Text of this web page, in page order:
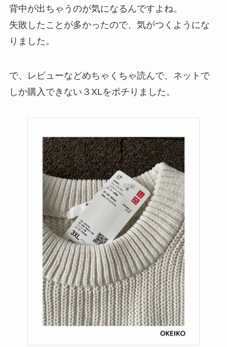
背中が出ちゃうのが気になるんですよね。
失敗したことが多かったので、気がつくようにな
りました。
で、レビューなどめちゃくちゃ読んで、ネットで
しか購入できない３XLをポチりました。